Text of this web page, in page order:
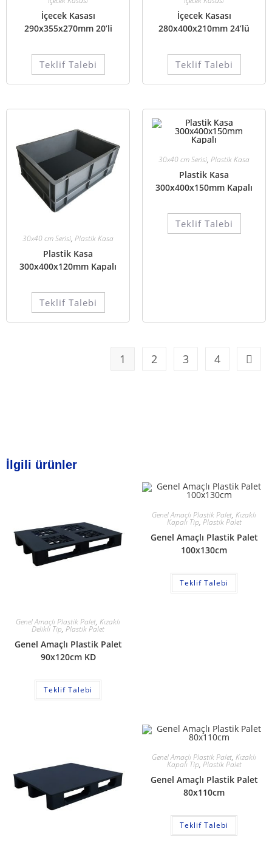
İçecek Kasası
290x355x270mm 20’li
Teklif Talebi
İçecek Kasası
280x400x210mm 24’lü
Teklif Talebi
30x40 cm Serisi, Plastik Kasa
Plastik Kasa
300x400x120mm Kapalı
Teklif Talebi
30x40 cm Serisi, Plastik Kasa
Plastik Kasa
300x400x150mm Kapalı
Teklif Talebi
1 2 3 4
İlgili ürünler
Genel Amaçlı Plastik Palet, Kızaklı
Delikli Tip, Plastik Palet
Genel Amaçlı Plastik Palet
90x120cm KD
Teklif Talebi
Genel Amaçlı Plastik Palet, Kızaklı
Kapalı Tip, Plastik Palet
Genel Amaçlı Plastik Palet
100x130cm
Teklif Talebi
Genel Amaçlı Plastik Palet, Kızaklı
Kapalı Tip, Plastik Palet
Genel Amaçlı Plastik Palet
80x110cm
Teklif Talebi